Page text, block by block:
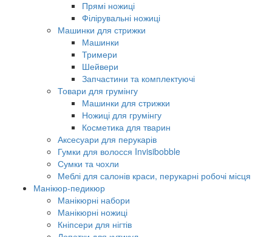
Прямі ножиці
Філірувальні ножиці
Машинки для стрижки
Машинки
Тримери
Шейвери
Запчастини та комплектуючі
Товари для грумінгу
Машинки для стрижки
Ножиці для грумінгу
Косметика для тварин
Аксесуари для перукарів
Гумки для волосся Invisibobble
Сумки та чохли
Меблі для салонів краси, перукарні робочі місця
Манікюр-педикюр
Манікюрні набори
Манікюрні ножиці
Кніпсери для нігтів